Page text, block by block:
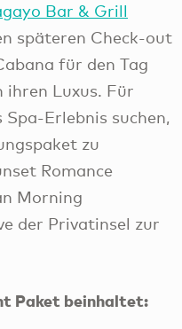
Bar & Grill
späteren Check-out
für den Tag
ihren Luxus. Für
Erlebnis suchen,
zu
Romance
Morning
der Privatinsel zur
Paket beinhaltet: